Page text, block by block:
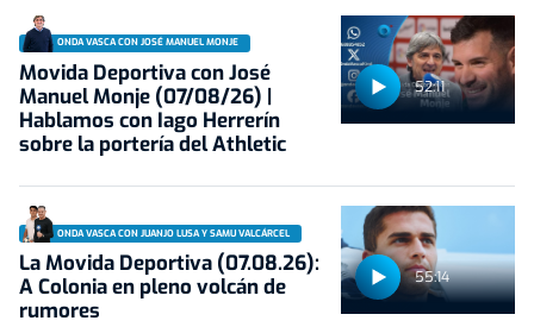
52:11
ONDA VASCA CON JOSÉ MANUEL MONJE
Movida Deportiva con José
Manuel Monje (07/08/26) |
Hablamos con Iago Herrerín
sobre la portería del Athletic
55:14
ONDA VASCA CON JUANJO LUSA Y SAMU VALCÁRCEL
La Movida Deportiva (07.08.26):
A Colonia en pleno volcán de
rumores